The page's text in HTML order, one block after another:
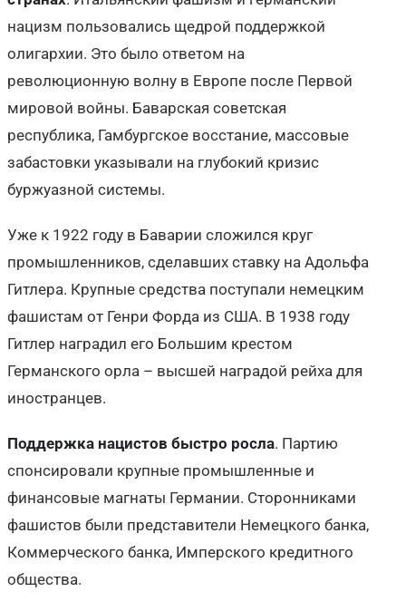
нацизм пользовались щедрой поддержкой
олигархии. Это было ответом на
революционную волну в Европе после Первой
мировой войны. Баварская советская
республика, Гамбургское восстание, массовые
забастовки указывали на глубокий кризис
буржуазной системы.
Уже к 1922 году в Баварии сложился круг
промышленников, сделавших ставку на Адольфа
Гитлера. Крупные средства поступали немецким
фашистам от Генри Форда из США. В 1938 году
Гитлер наградил его Большим крестом
Германского орла – высшей наградой рейха для
иностранцев.
Поддержка нацистов быстро росла. Партию
спонсировали крупные промышленные и
финансовые магнаты Германии. Сторонниками
фашистов были представители Немецкого банка,
Коммерческого банка, Имперского кредитного
общества.